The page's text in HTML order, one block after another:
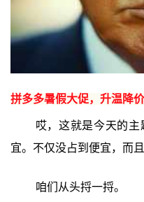
拼多多暑假大促，升温降
哎，这就是今天的
宜。不仅没占到便宜，而
咱们从头捋一捋。